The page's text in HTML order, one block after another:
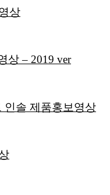
상
상 – 2019 ver
인솔 제품홍보영상